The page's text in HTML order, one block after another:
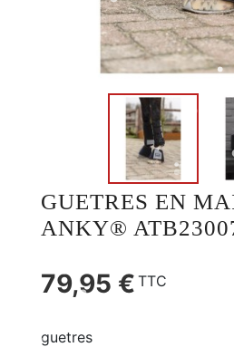
GUETRES EN
ANKY®
79,95 € TTC
guetres